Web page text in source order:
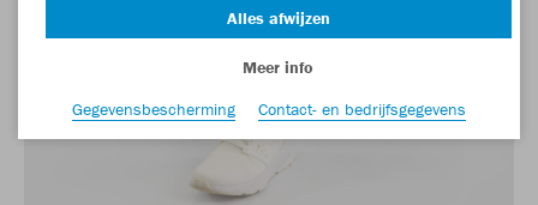
Alles afwijzen
Meer info
Gegevensbescherming
Contact- en bedrijfsgegevens